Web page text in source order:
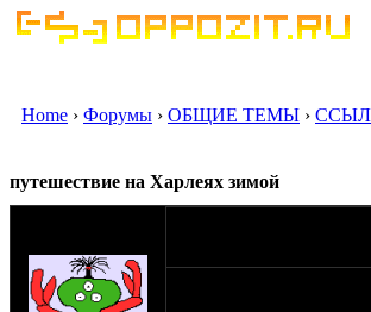
Home › Форумы › ОБЩИЕ ТЕМЫ ›
путешествие на Харлеях зимой